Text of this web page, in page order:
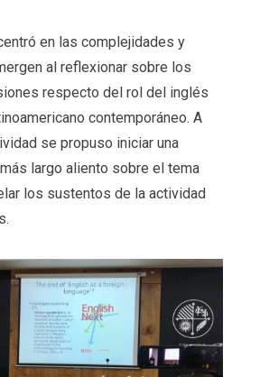
en las complejidades y
al reflexionar sobre los
respecto del rol del inglés
contemporáneo. A
se propuso iniciar una
largo aliento sobre el tema
los sustentos de la actividad